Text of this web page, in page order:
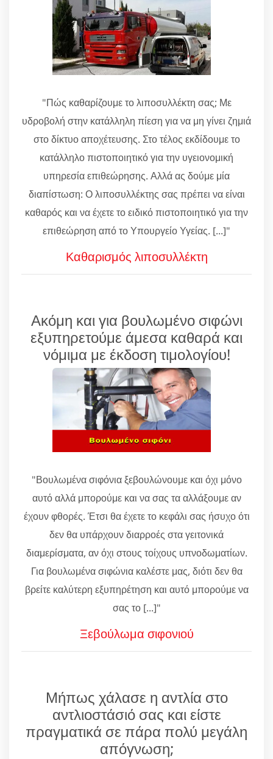
"Πώς καθαρίζουμε το λιποσυλλέκτη σας; Με
υδροβολή στην κατάλληλη πίεση για να μη γίνει ζημιά
στο δίκτυο αποχέτευσης. Στο τέλος εκδίδουμε το
κατάλληλο πιστοποιητικό για την υγειονομική
υπηρεσία επιθεώρησης. Αλλά ας δούμε μία
διαπίστωση: Ο λιποσυλλέκτης σας πρέπει να είναι
καθαρός και να έχετε το ειδικό πιστοποιητικό για την
επιθεώρηση από το Υπουργείο Υγείας. [...]"
Καθαρισμός λιποσυλλέκτη
Ακόμη και για βουλωμένο σιφώνι
εξυπηρετούμε άμεσα καθαρά και
νόμιμα με έκδοση τιμολογίου!
"Βουλωμένα σιφόνια ξεβουλώνουμε και όχι μόνο
αυτό αλλά μπορούμε και να σας τα αλλάξουμε αν
έχουν φθορές. Έτσι θα έχετε το κεφάλι σας ήσυχο ότι
δεν θα υπάρχουν διαρροές στα γειτονικά
διαμερίσματα, αν όχι στους τοίχους υπνοδωματίων.
Για βουλωμένα σιφώνια καλέστε μας, διότι δεν θα
βρείτε καλύτερη εξυπηρέτηση και αυτό μπορούμε να
σας το [...]"
Ξεβούλωμα σιφονιού
Μήπως χάλασε η αντλία στο
αντλιοστάσιό σας και είστε
πραγματικά σε πάρα πολύ μεγάλη
απόγνωση;